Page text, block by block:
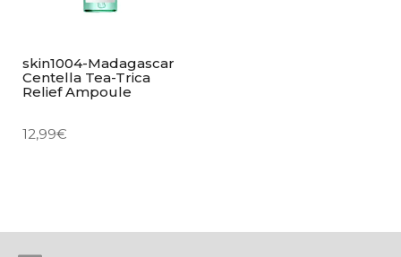
skin1004-Madagascar
Centella Tea-Trica
Relief Ampoule
12,99€